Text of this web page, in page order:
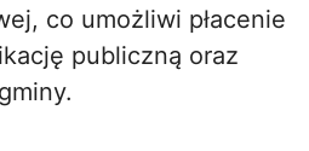
co umożliwi płacenie
publiczną oraz